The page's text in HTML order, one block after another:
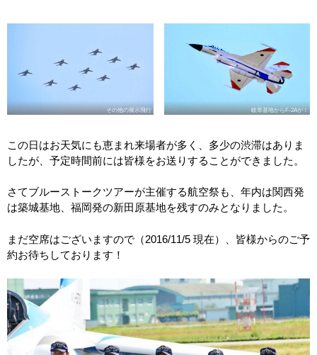
その他の展示飛行 岐阜基地からF-2Aが！
この日はお天気にも恵まれ来場者が多く、多少の渋滞はありま
したが、予定時間前には皆様をお送りすることができました。
さてブルーストークツアーが主催する航空祭も、年内は関西発
は築城基地、福岡発の新田原基地を残すのみとなりました。
まだ空席はございますので（2016/11/5 現在）、皆様からのご予
約お待ちしております！